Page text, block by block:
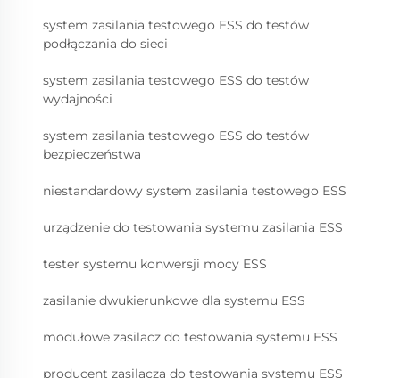
system zasilania testowego ESS do testów
podłączania do sieci
system zasilania testowego ESS do testów
wydajności
system zasilania testowego ESS do testów
bezpieczeństwa
niestandardowy system zasilania testowego ESS
urządzenie do testowania systemu zasilania ESS
tester systemu konwersji mocy ESS
zasilanie dwukierunkowe dla systemu ESS
modułowe zasilacz do testowania systemu ESS
producent zasilacza do testowania systemu ESS